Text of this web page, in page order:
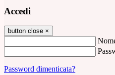
Accedi
button close ×
Password dimenticata?